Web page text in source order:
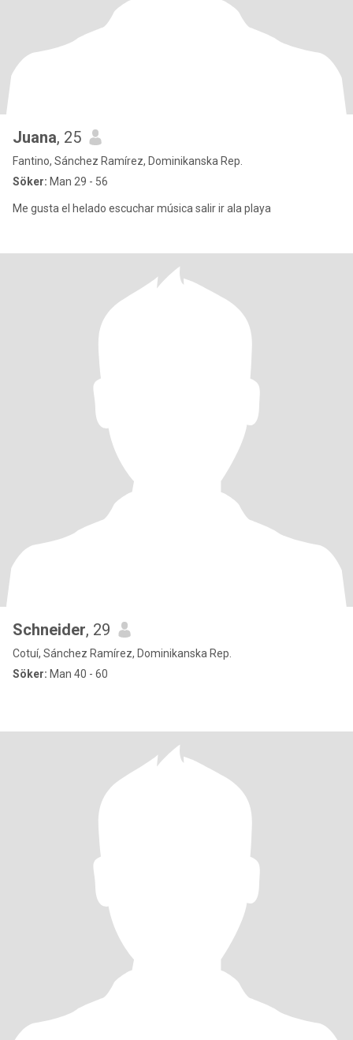
Juana, 25
Fantino, Sánchez Ramírez, Dominikanska Rep.
Söker: Man 29 - 56
Me gusta el helado escuchar música salir ir ala playa
Schneider, 29
Cotuí, Sánchez Ramírez, Dominikanska Rep.
Söker: Man 40 - 60